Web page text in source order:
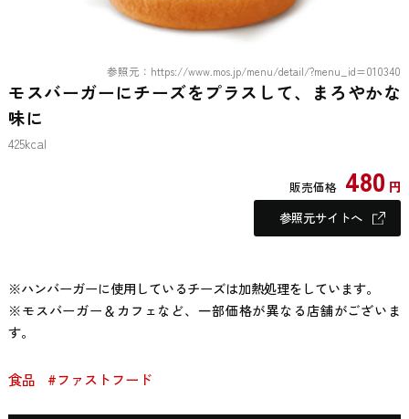
参照元：https://www.mos.jp/menu/detail/?menu_id=010340
モスバーガーにチーズをプラスして、まろやかな
味に
425kcal
販売価格 480 円
参照元サイトへ
※ハンバーガーに使用しているチーズは加熱処理をしています。
※モスバーガー＆カフェなど、一部価格が異なる店舗がございま
す。
食品 #ファストフード